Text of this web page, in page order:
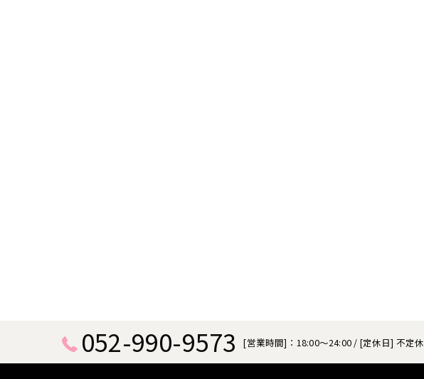
052-990-9573 [営業時間]：18:00～24:00 / [定休日] 不定休